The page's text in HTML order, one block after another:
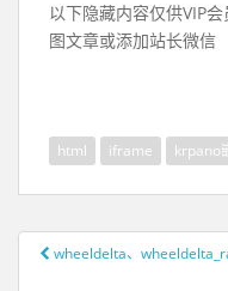
以下隐藏内容仅供VIP
图文章或添加站长微信
html iframe krpano
文章导航
wheeldelta、